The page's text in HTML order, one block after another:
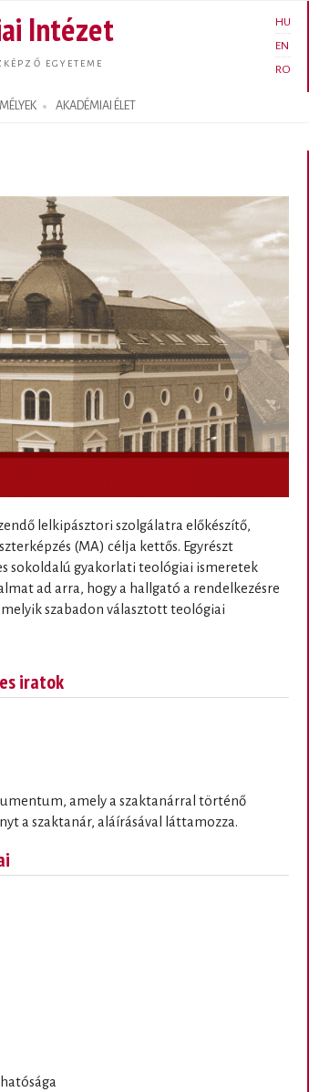
tartalomra
Intézet
EGYETEME
HU
EN
RO
AKADÉMIAI ÉLET
lelkipásztori szolgálatra előkészítő,
(MA) célja kettős. Egyrészt
sokoldalú gyakorlati teológiai ismeretek
ad arra, hogy a hallgató a rendelkezésre
szabadon választott teológiai
iratok
amely a szaktanárral történő
a szaktanár, aláírásával láttamozza.